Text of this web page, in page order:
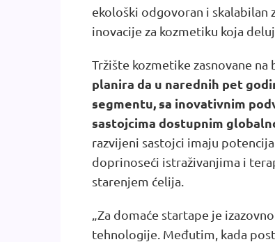
ekološki odgovoran i skalabilan
inovacije za kozmetiku koja
Tržište kozmetike zasnovane
planira da u narednih pet
segmentu, sa inovativnim
sastojcima dostupnim
razvijeni sastojci imaju
doprinoseći istraživanjima i
starenjem ćelija.
„Za domaće startape je
tehnologije. Međutim, kada